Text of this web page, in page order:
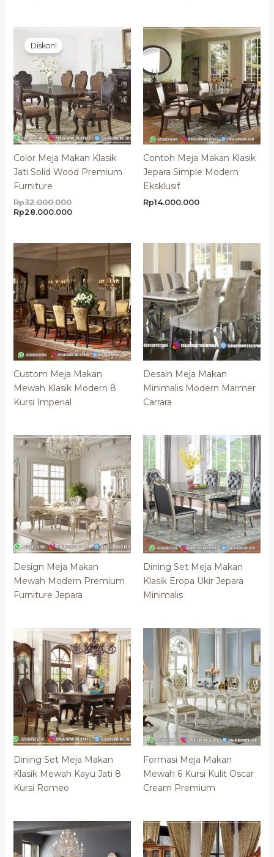
Diskon!
Color Meja Makan Klasik
Jati Solid Wood Premium
Furniture
Rp32.000.000
aslinya
adalah:
Rp32.000.000.
Rp28.000.000
Rp28.000.000.
Contoh Meja Makan Klasik
Jepara Simple Modern
Eksklusif
Rp14.000.000
Custom Meja Makan
Mewah Klasik Modern 8
Kursi Imperial
Desain Meja Makan
Minimalis Modern Marmer
Carrara
Design Meja Makan
Mewah Modern Premium
Furniture Jepara
Dining Set Meja Makan
Klasik Eropa Ukir Jepara
Minimalis
Dining Set Meja Makan
Klasik Mewah Kayu Jati 8
Kursi Romeo
Formasi Meja Makan
Mewah 6 Kursi Kulit Oscar
Cream Premium